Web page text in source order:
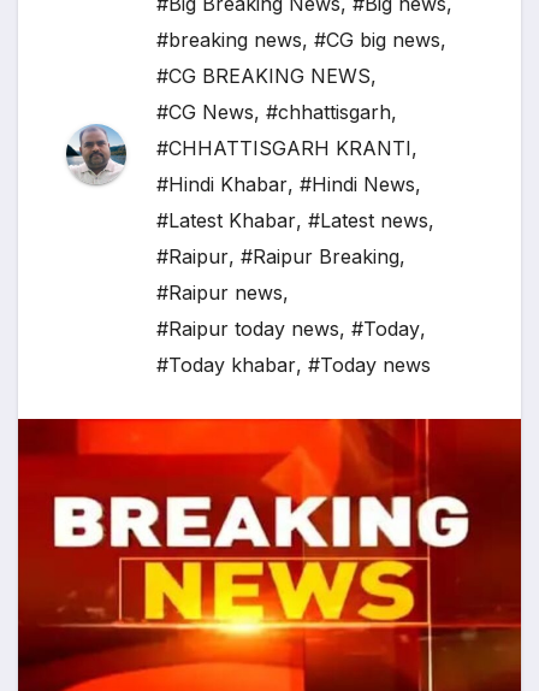
#breaking news, #CG big news,
#CG BREAKING NEWS,
#CG News, #chhattisgarh,
#CHHATTISGARH KRANTI,
#Hindi Khabar, #Hindi News,
#Latest Khabar, #Latest news,
#Raipur, #Raipur Breaking,
#Raipur news,
#Raipur today news, #Today,
#Today khabar, #Today news